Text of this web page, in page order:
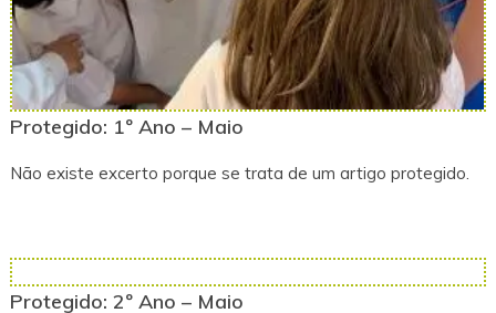
Protegido: 1º Ano – Maio
Não existe excerto porque se trata de um artigo protegido.
Protegido: 2º Ano – Maio